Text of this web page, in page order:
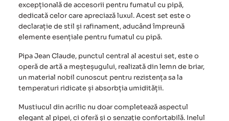
excepțională de accesorii pentru fumatul cu pipă,
dedicată celor care apreciază luxul. Acest set este o
declarație de stil și rafinament, aducând împreună
elemente esențiale pentru fumatul cu pipă.
Pipa Jean Claude, punctul central al acestui set, este o
operă de artă a meșteșugului, realizată din lemn de briar,
un material nobil cunoscut pentru rezistența sa la
temperaturi ridicate și absorbția umidității.
Mustiucul din acrilic nu doar completează aspectul
elegant al pipei, ci oferă și o senzație confortabilă. Inelul